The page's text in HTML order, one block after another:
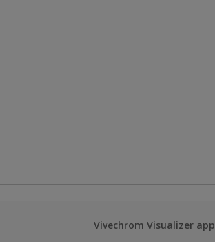
Vivechrom Visualizer app